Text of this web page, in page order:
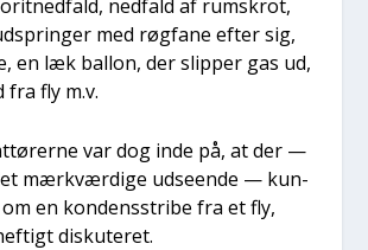
ned­fald af rum­skrot,
med røg­fa­ne efter sig,
en læk bal­lon, der slip­per gas ud,
fly m.v.
var dog inde på, at der —
mærk­vær­di­ge udse­en­de — kun­
en kon­dens­stri­be fra et fly,
dis­ku­te­ret.